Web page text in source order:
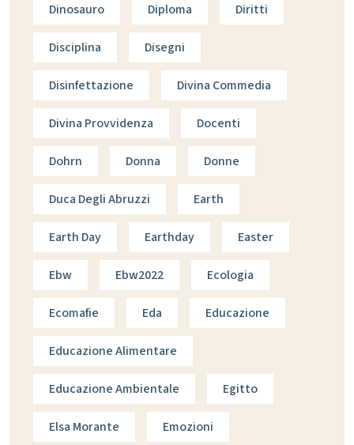
Dinosauro Diploma Diritti
Disciplina Disegni
Disinfettazione Divina Commedia
Divina Provvidenza Docenti
Dohrn Donna Donne
Duca Degli Abruzzi Earth
Earth Day Earthday Easter
Ebw Ebw2022 Ecologia
Ecomafie Eda Educazione
Educazione Alimentare
Educazione Ambientale Egitto
Elsa Morante Emozioni